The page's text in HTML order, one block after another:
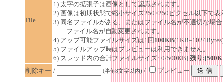
File
1) 太字の拡張子は画像として認識されます。
2) 画像は初期状態で縮小サイズ250×250ピクセル以下で表
3) 同名ファイルがある、またはファイル名が不適切な場
ファイル名が自動変更されます。
4) アップ可能ファイルサイズは1回100KB
5) ファイルアップ時はプレビューは利用できません。
6) スレッド内の合計ファイルサイズ:[0/500KB]残り
削除キー / (半角8文字以内)/ プレビュー